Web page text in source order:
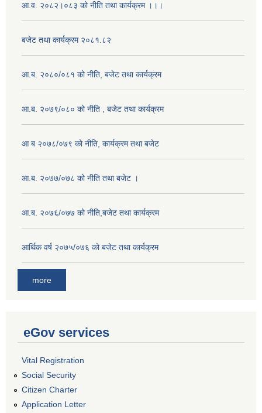
आ.व. २०८२।०८३ को नीति तथा कार्यक्रम ।।।
बजेट तथा कार्यक्रम २०८१.८२
आ.ब. २०८०/०८१ को नीति, बजेट तथा कार्यक्रम
आ.ब. २०७९/०८० को नीति , बजेट तथा कार्यक्रम
आ ब २०७८/०७९ को नीति, कार्यक्रम तथा बजेट
आ.ब. २०७७/०७८ को नीति तथा बजेट ।
आ.ब. २०७६/०७७ को नीति,बजेट तथा कार्यक्रम
आर्थिक वर्ष २०७५/०७६ को बजेट तथा कार्यक्रम
more
eGov services
Vital Registration
Social Security
Citizen Charter
Application Letter